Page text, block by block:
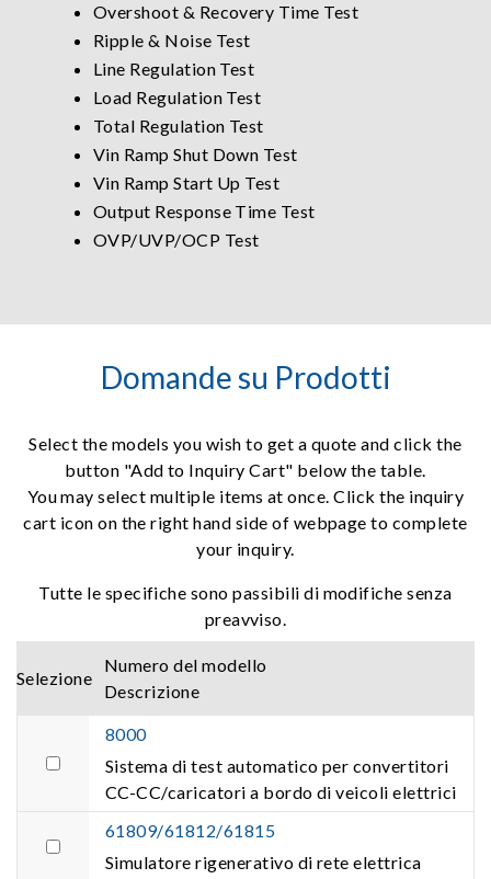
Overshoot & Recovery Time Test
Ripple & Noise Test
Line Regulation Test
Load Regulation Test
Total Regulation Test
Vin Ramp Shut Down Test
Vin Ramp Start Up Test
Output Response Time Test
OVP/UVP/OCP Test
Domande su Prodotti
Select the models you wish to get a quote and click the
button "Add to Inquiry Cart" below the table.
You may select multiple items at once. Click the inquiry
cart icon on the right hand side of webpage to complete
your inquiry.
Tutte le specifiche sono passibili di modifiche senza
preavviso.
Selezione
Numero del modello
Descrizione
8000
Sistema di test automatico per convertitori
CC-CC/caricatori a bordo di veicoli elettrici
61809/61812/61815
Simulatore rigenerativo di rete elettrica